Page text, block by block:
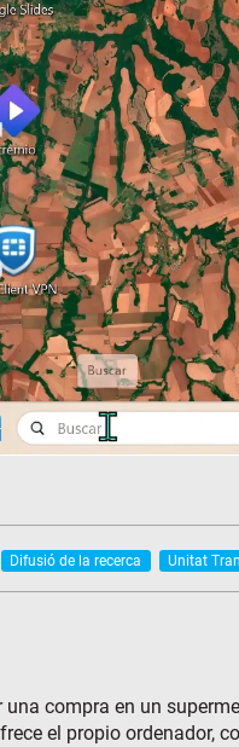
Difusió de la recerca Unitat
compra en un
el propio ordenador,